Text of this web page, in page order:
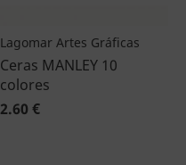
Lagomar Artes Gráficas
Ceras MANLEY 10
colores
2.60 €